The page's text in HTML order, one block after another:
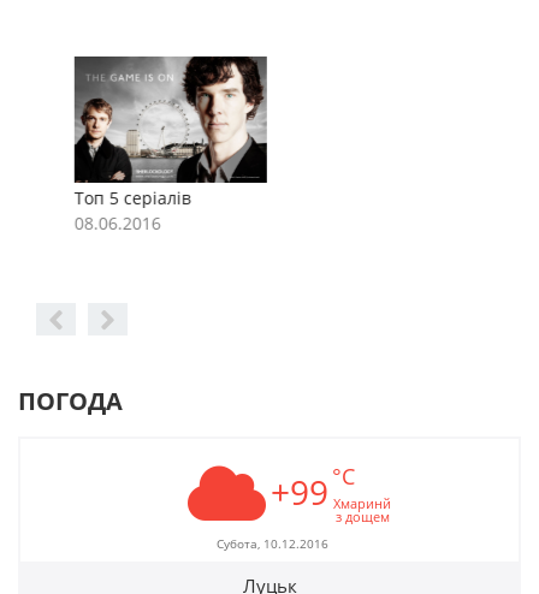
Топ 5 серіалів
08.06.2016
ПОГОДА
+99 °C
Хмаринй
з дощем
Субота, 10.12.2016
Луцьк